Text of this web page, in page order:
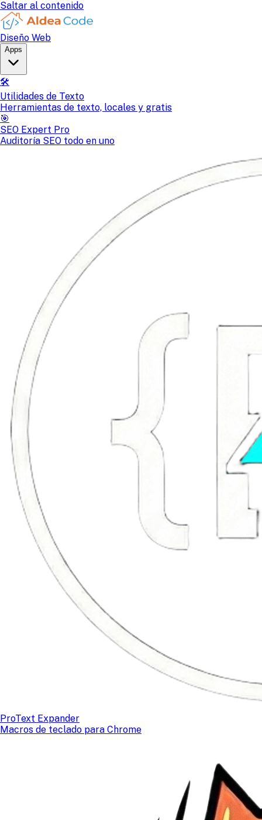
Saltar al contenido
Diseño Web
Apps
🛠️
Utilidades de Texto
Herramientas de texto, locales y gratis
🎯
SEO Expert Pro
Auditoría SEO todo en uno
ProText Expander
Macros de teclado para Chrome